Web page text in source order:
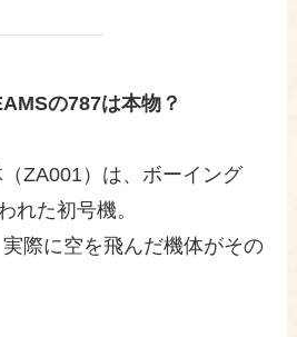
の787は本物？
ZA001）は、ボーイング
れた初号機。
際に空を飛んだ機体がその